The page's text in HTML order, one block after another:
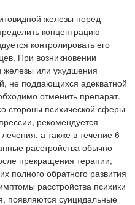
железы перед
концентрацию
контролировать его
При возникновении
или ухудшения
не поддающихся адекватной
отменить препарат.
стороны психической сферы
рекомендуется
а также в течение 6
расстройства обычно
прекращения терапии,
полного обратного развития
расстройства психики
появляются суицидальные